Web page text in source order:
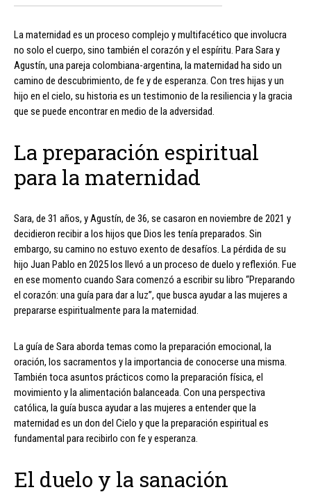
La maternidad es un proceso complejo y multifacético que involucra
no solo el cuerpo, sino también el corazón y el espíritu. Para Sara y
Agustín, una pareja colombiana-argentina, la maternidad ha sido un
camino de descubrimiento, de fe y de esperanza. Con tres hijas y un
hijo en el cielo, su historia es un testimonio de la resiliencia y la gracia
que se puede encontrar en medio de la adversidad.
La preparación espiritual
para la maternidad
Sara, de 31 años, y Agustín, de 36, se casaron en noviembre de 2021 y
decidieron recibir a los hijos que Dios les tenía preparados. Sin
embargo, su camino no estuvo exento de desafíos. La pérdida de su
hijo Juan Pablo en 2025 los llevó a un proceso de duelo y reflexión. Fue
en ese momento cuando Sara comenzó a escribir su libro “Preparando
el corazón: una guía para dar a luz”, que busca ayudar a las mujeres a
prepararse espiritualmente para la maternidad.
La guía de Sara aborda temas como la preparación emocional, la
oración, los sacramentos y la importancia de conocerse una misma.
También toca asuntos prácticos como la preparación física, el
movimiento y la alimentación balanceada. Con una perspectiva
católica, la guía busca ayudar a las mujeres a entender que la
maternidad es un don del Cielo y que la preparación espiritual es
fundamental para recibirlo con fe y esperanza.
El duelo y la sanación